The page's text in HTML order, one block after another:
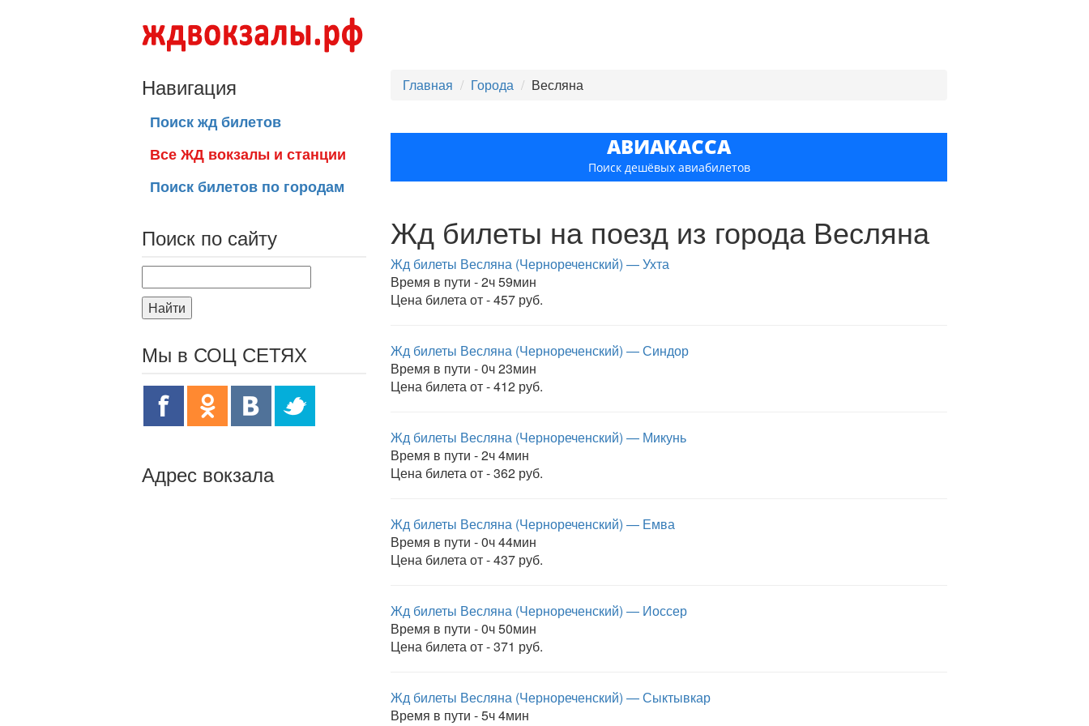
Главная Города Весляна
АВИАКАССА
Поиск дешёвых авиабилетов
Жд билеты на поезд из города Весляна
Жд билеты Весляна (Чернореченский) — Ухта
Время в пути - 2ч 59мин
Цена билета от - 457 руб.
Жд билеты Весляна (Чернореченский) — Синдор
Время в пути - 0ч 23мин
Цена билета от - 412 руб.
Жд билеты Весляна (Чернореченский) — Микунь
Время в пути - 2ч 4мин
Цена билета от - 362 руб.
Жд билеты Весляна (Чернореченский) — Емва
Время в пути - 0ч 44мин
Цена билета от - 437 руб.
Жд билеты Весляна (Чернореченский) — Иоссер
Время в пути - 0ч 50мин
Цена билета от - 371 руб.
Жд билеты Весляна (Чернореченский) — Сыктывкар
Время в пути - 5ч 4мин
Навигация
Поиск жд билетов
Все ЖД вокзалы и станции
Поиск билетов по городам
Поиск по сайту
Найти
Мы в СОЦ СЕТЯХ
Адрес вокзала